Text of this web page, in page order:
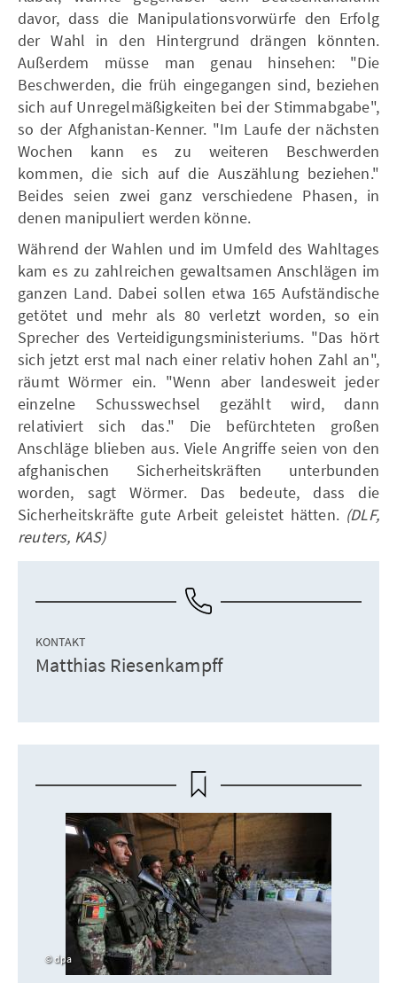
davor, dass die Manipulationsvorwürfe den Erfolg
der Wahl in den Hintergrund drängen könnten.
Außerdem müsse man genau hinsehen: "Die
Beschwerden, die früh eingegangen sind, beziehen
sich auf Unregelmäßigkeiten bei der Stimmabgabe",
so der Afghanistan-Kenner. "Im Laufe der nächsten
Wochen kann es zu weiteren Beschwerden
kommen, die sich auf die Auszählung beziehen."
Beides seien zwei ganz verschiedene Phasen, in
denen manipuliert werden könne.
Während der Wahlen und im Umfeld des Wahltages
kam es zu zahlreichen gewaltsamen Anschlägen im
ganzen Land. Dabei sollen etwa 165 Aufständische
getötet und mehr als 80 verletzt worden, so ein
Sprecher des Verteidigungsministeriums. "Das hört
sich jetzt erst mal nach einer relativ hohen Zahl an",
räumt Wörmer ein. "Wenn aber landesweit jeder
einzelne Schusswechsel gezählt wird, dann
relativiert sich das." Die befürchteten großen
Anschläge blieben aus. Viele Angriffe seien von den
afghanischen Sicherheitskräften unterbunden
worden, sagt Wörmer. Das bedeute, dass die
Sicherheitskräfte gute Arbeit geleistet hätten. (DLF,
reuters, KAS)
KONTAKT
Matthias Riesenkampff
dpa